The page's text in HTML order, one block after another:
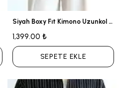
Siyah Boxy Fıt Kimono Uzunkol Gömlek
1,399.00 ₺
SEPETE EKLE